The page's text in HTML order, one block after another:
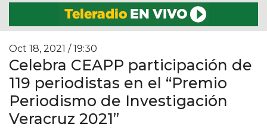
Oct 18, 2021 / 19:30
Celebra CEAPP participación de
119 periodistas en el “Premio
Periodismo de Investigación
Veracruz 2021”